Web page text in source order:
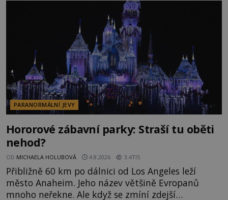
následně nalezne schovaný kokain. Tímto
momentem se slavnému
PARANORMÁLNÍ JEVY
Hororové zábavní parky: Straší tu oběti
nehod?
OD MICHAELA HOLUBOVÁ 4.8.2026 3.4TIS
Přibližně 60 km po dálnici od Los Angeles leží
město Anaheim. Jeho název většině Evropanů
mnoho neřekne. Ale když se zmíní zdejší